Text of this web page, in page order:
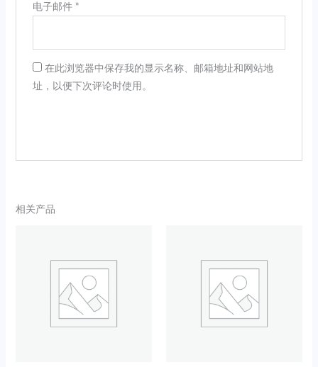
电子邮件 *
在此浏览器中保存我的显示名称、邮箱地址和网站地
址，以便下次评论时使用。
相关产品